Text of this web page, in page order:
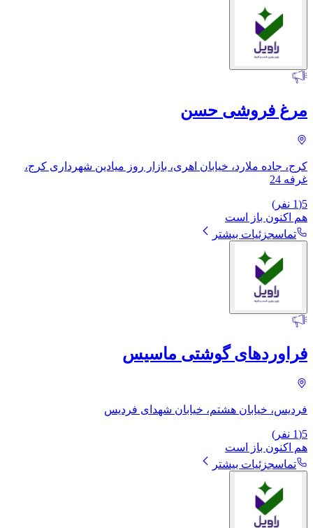
مرغ فروشی حسن
کرج، جاده ملارد، خیابان اهری، بازار روز میادین شهرداری کرج،
غرفه 24
5
(
1 نفر)
هم اکنون باز است
تماسجزئیات بیشتر
فراوردهای گوشتی ماسیس
فردیس، خیابان هشتم، خیابان شهدای فردیس
5
(
1 نفر)
هم اکنون باز است
تماسجزئیات بیشتر